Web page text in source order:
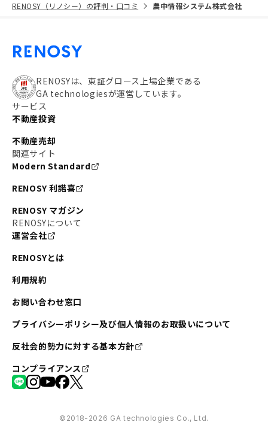
RENOSY（リノシー）の評判・口コミ
農中情報システム株式会社
RENOSYは、東証グロース上場企業である
GA technologiesが運営しています。
サービス
不動産投資
不動産売却
関連サイト
Modern Standard
RENOSY 利諾喜
RENOSY マガジン
RENOSYについて
運営会社
RENOSYとは
利用規約
お問い合わせ窓口
プライバシーポリシー及び個人情報のお取扱いについて
反社会的勢力に対する基本方針
コンプライアンス
©︎2018-2026 GA technologies Co., Ltd.